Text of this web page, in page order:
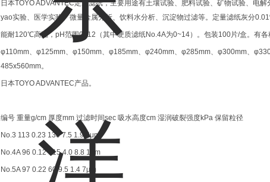
日本TOYO ADVANTEC定量滤纸，主要用途有土壤试验、肥料试验、矿物试验、电
yao实验、医学实验、微量金属分析、饮料水分析、沉淀物过滤等。定量滤纸灰分
能耐120℃高温，pH范围0~12（其中硬质滤纸No.4A为0~14）。包装100片/盒。有
φ110mm、φ125mm、φ150mm、φ185mm、φ240mm、φ285mm、φ300mm、
485x560mm。
日本TOYO ADVANTEC产品。
编号 重量g/cm 厚度mm 过滤时间sec 吸水高度cm 湿润破裂强度kPa 保留粒径
No.3 113 0.23 130 7.5 1.9 5μm
No.4A 96 0.12 915 4.0 8.8 1μm
No.5A 97 0.22 60 9.5 1.4 7μm